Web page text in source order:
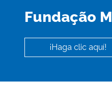
Fundação
¡Haga clic aquí!